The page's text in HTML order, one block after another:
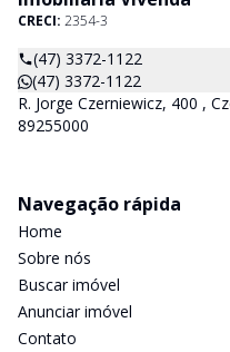
CRECI: 2354-3
(47) 3372-1122
(47) 3372-1122
R. Jorge Czerniewicz, 400 ,
89255000
Navegação rápida
Home
Sobre nós
Buscar imóvel
Anunciar imóvel
Contato